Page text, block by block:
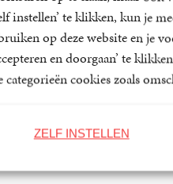
instellen’ te klikken, kun je
op deze website en je
en doorgaan’ te
categorieën cookies zoals
ZELF INSTELLEN